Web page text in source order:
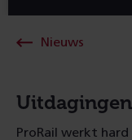
Nieuws
Uitdagingen
ProRail werkt